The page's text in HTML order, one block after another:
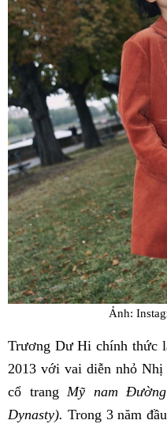
Ảnh:
Trương Dư Hi chính thức
2013 với vai diễn nhỏ
cổ trangMỹ nam
Dynasty). Trong 3 năm